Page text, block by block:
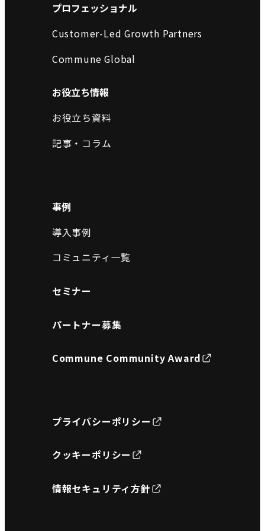
プロフェッショナル
Customer-Led Growth Partners
Commune Global
お役立ち情報
お役立ち資料
記事・コラム
事例
導入事例
コミュニティ一覧
セミナー
パートナー募集
Commune Community Award
プライバシーポリシー
クッキーポリシー
情報セキュリティ方針